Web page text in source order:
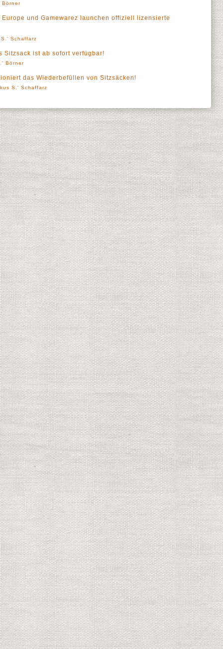
Börner
und Gamewarez launchen offiziell lizensierte
S.' Schaffarz
Sitzsack ist ab sofort verfügbar!
Börner
das Wiederbefüllen von Sitzsäcken!
S.' Schaffarz